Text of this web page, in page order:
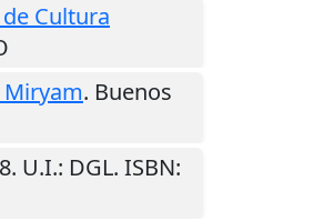
Cultura
. Buenos
. U.I.: DGL. ISBN: